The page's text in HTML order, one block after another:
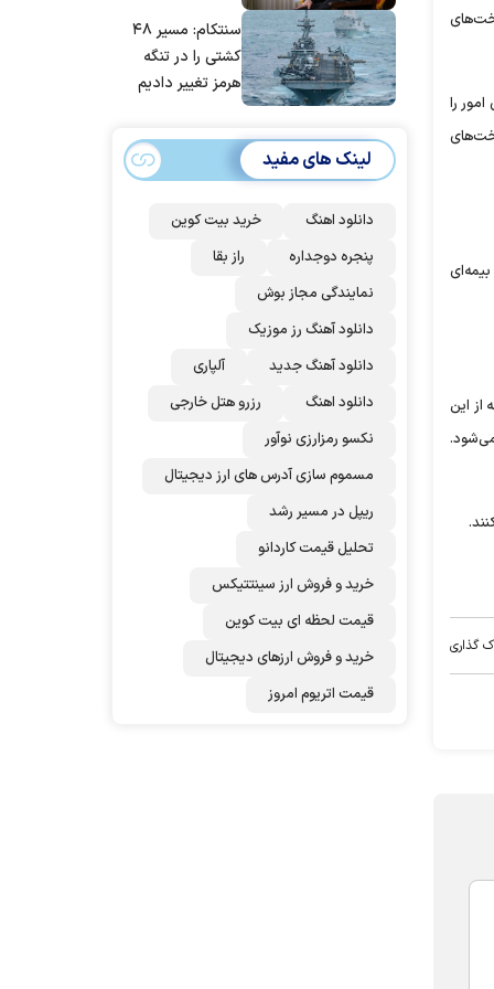
مجموعه تخت‌های
را
تعداد تخت‌های
۱۰۰ بیماری تحت پوشش بیمه‌ای
است که از این
و تعداد آن‌ها حدود ۱۶۰ هزار نفر برآورد می‌شود.
گذاری
مردم ایران استسنتکام: مسیر ۴۸
کشتی را در تنگه
هرمز تغییر دادیم
لینک های مفید
دانلود اهنگ
خرید بیت کوین
پنجره دوجداره
راز بقا
نمایندگی مجاز بوش
دانلود آهنگ رز‌ موزیک
دانلود آهنگ جدید
آلپاری
دانلود اهنگ
رزرو هتل خارجی
نکسو رمزارزی نوآور
مسموم سازی آدرس های ارز دیجیتال
ریپل در مسیر رشد
تحلیل قیمت کاردانو
خرید و فروش ارز سینتتیکس
قیمت لحظه ای بیت کوین
خرید و فروش ارزهای دیجیتال
قیمت اتریوم امروز